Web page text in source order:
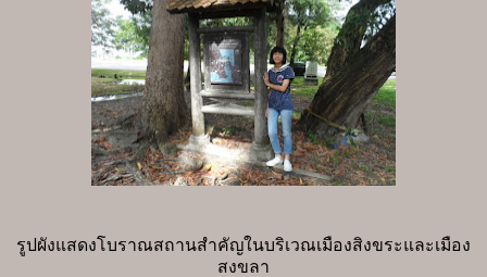
รูปผังแสดงโบราณสถานสำคัญในบริเวณเมืองสิงขระและเมือง
สงขลา